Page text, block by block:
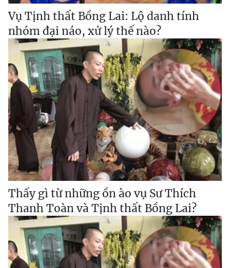
Vụ Tịnh thất Bồng Lai: Lộ danh tính
nhóm đại náo, xử lý thế nào?
Thấy gì từ những ồn ào vụ Sư Thích
Thanh Toàn và Tịnh thất Bồng Lai?